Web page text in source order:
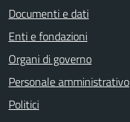
Documenti e dati
Enti e fondazioni
Organi di governo
Personale amministrativo
Politici